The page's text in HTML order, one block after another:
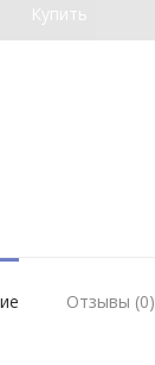
Купить
Отзывы (0)